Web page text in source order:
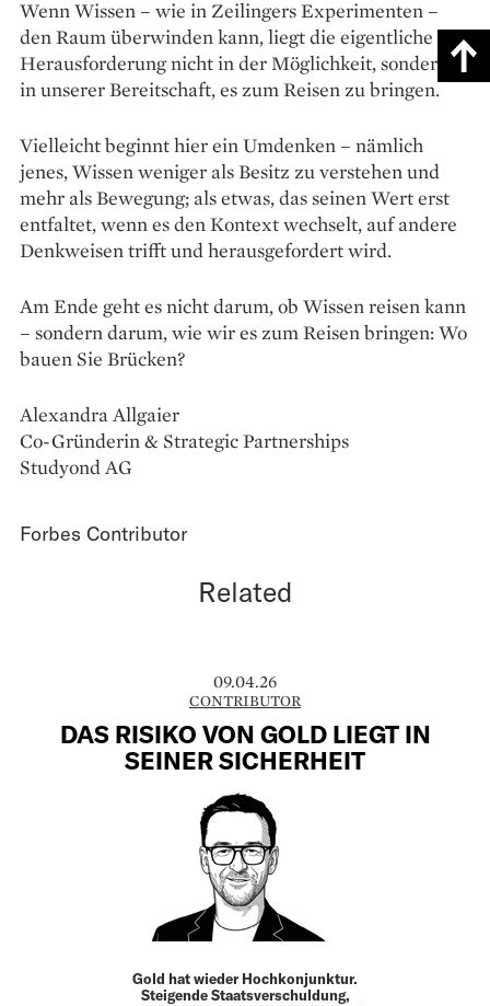
Wenn Wissen – wie in Zeilingers Experimenten –
den Raum überwinden kann, liegt die eigentliche ­
Herausforderung nicht in der Möglichkeit, sondern
in unserer Bereitschaft, es zum Reisen zu bringen.
Vielleicht beginnt hier ein Umdenken – nämlich
jenes, Wissen weniger als Besitz zu verstehen und
mehr als Bewegung; als etwas, das seinen Wert erst
entfaltet, wenn es den Kontext wechselt, auf andere
Denkweisen trifft und herausgefordert wird.
Am Ende geht es nicht darum, ob Wissen reisen kann
– sondern darum, wie wir es zum Reisen bringen: Wo
bauen Sie Brücken?
Alexandra Allgaier
Co-Gründerin & Strategic Partnerships
Studyond AG
Forbes Contributor
Related
09.04.26
CONTRIBUTOR
DAS RISIKO VON GOLD LIEGT IN
SEINER SICHERHEIT
Gold hat wieder Hochkonjunktur.
Steigende Staatsverschuldung,